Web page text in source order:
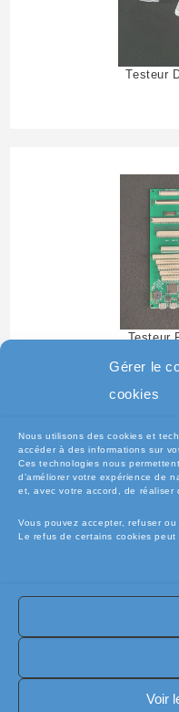
Gérer le
cookies
Nous utilisons des cookies et
accéder à des informations sur
Ces technologies nous
d’améliorer votre expérience de
et, avec votre accord, de réaliser
Vous pouvez accepter, refuser
Le refus de certains cookies
Voir
Testeur
Testeur
🧾Conditions Générales de
🔐 Politique de
🍪 Politique de cookies
🛡️ Assurance
Copyright